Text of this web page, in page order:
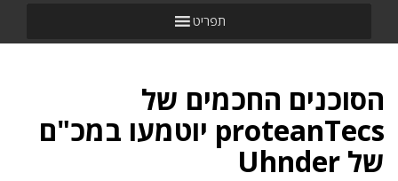
תפריט
הסוכנים החכמים של
proteanTecs יוטמעו במכ"ם
של Uhnder